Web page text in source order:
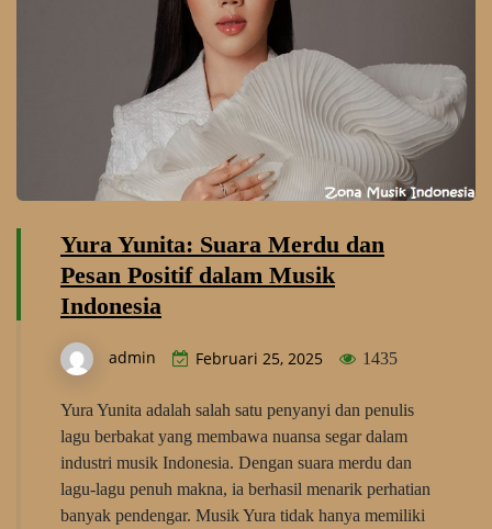
Yura Yunita: Suara Merdu dan
Pesan Positif dalam Musik
Indonesia
admin Februari 25, 2025 1435
Yura Yunita adalah salah satu penyanyi dan penulis
lagu berbakat yang membawa nuansa segar dalam
industri musik Indonesia. Dengan suara merdu dan
lagu-lagu penuh makna, ia berhasil menarik perhatian
banyak pendengar. Musik Yura tidak hanya memiliki